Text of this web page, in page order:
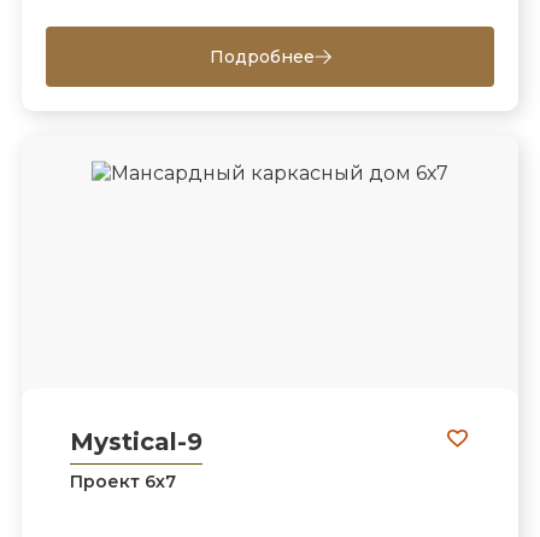
Подробнее
Mystical-9
Проект 6х7